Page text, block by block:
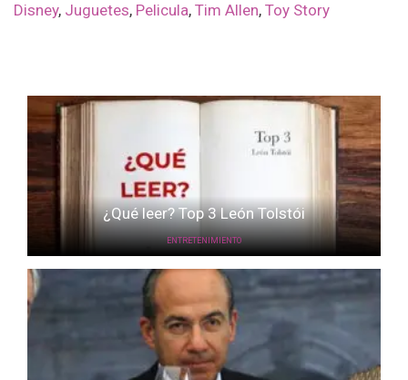
Disney, Juguetes, Pelicula, Tim Allen, Toy Story
¿Qué leer? Top 3 León Tolstói
ENTRETENIMIENTO